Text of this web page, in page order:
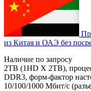
из Китая и ОАЭ без
Наличие по запросу
2TB (1HD X 2TB),
DDR3, форм-фактор
10/100/1000 Mбит/с